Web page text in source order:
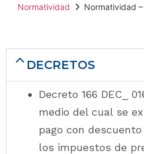
Normatividad
Normatividad
DECRETOS
Decreto 166 DEC_
medio del cual se
pago con
los impuestos de